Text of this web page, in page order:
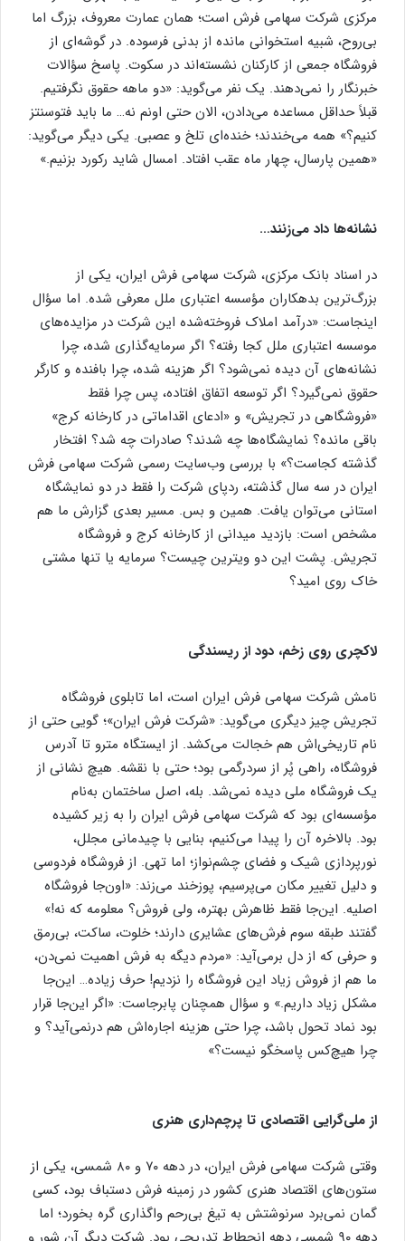
مرکزی شرکت سهامی فرش است؛ همان عمارت معروف، بزرگ اما
بی‌روح، شبیه استخوانی مانده از بدنی فرسوده. در گوشه‌ای از
فروشگاه جمعی از کارکنان نشسته‌اند در سکوت. پاسخ سؤالات
خبرنگار را نمی‌دهند. یک نفر می‌گوید: «دو ماهه حقوق نگرفتیم.
قبلاً حداقل مساعده می‌دادن، الان حتی اونم نه… ما باید فتوسنتز
کنیم؟» همه می‌خندند؛ خنده‌ای تلخ و عصبی. یکی دیگر می‌گوید:
«همین پارسال، چهار ماه عقب افتاد. امسال شاید رکورد بزنیم.»
نشانه‌ها داد می‌زنند…
در اسناد بانک مرکزی، شرکت سهامی فرش ایران، یکی از
بزرگ‌ترین بدهکاران مؤسسه اعتباری ملل معرفی شده. اما سؤال
اینجاست: «درآمد املاک فروخته‌شده این شرکت در مزایده‌های
موسسه اعتباری ملل کجا رفته؟ اگر سرمایه‌گذاری شده، چرا
نشانه‌های آن دیده نمی‌شود؟ اگر هزینه شده، چرا بافنده و کارگر
حقوق نمی‌گیرد؟ اگر توسعه اتفاق افتاده، پس چرا فقط
«فروشگاهی در تجریش» و «ادعای اقداماتی در کارخانه کرج»
باقی مانده؟ نمایشگاه‌ها چه شدند؟ صادرات چه شد؟ افتخار
گذشته کجاست؟» با بررسی وب‌سایت رسمی شرکت سهامی فرش
ایران در سه سال گذشته، ردپای شرکت را فقط در دو نمایشگاه
استانی می‌توان یافت. همین و بس. مسیر بعدی گزارش ما هم
مشخص است: بازدید میدانی از کارخانه کرج و فروشگاه
تجریش. پشت این دو ویترین چیست؟ سرمایه یا تنها مشتی
خاک روی امید؟
لاکچری روی زخم، دود از ریسندگی
نامش شرکت سهامی فرش ایران است، اما تابلوی فروشگاه
تجریش چیز دیگری می‌گوید: «شرکت فرش ایران»؛ گویی حتی از
نام تاریخی‌اش هم خجالت می‌کشد. از ایستگاه مترو تا آدرس
فروشگاه، راهی پُر از سردرگمی بود؛ حتی با نقشه. هیچ نشانی از
یک فروشگاه ملی دیده نمی‌شد. بله، اصل ساختمان به‌نام
مؤسسه‌ای بود که شرکت سهامی فرش ایران را به زیر کشیده
بود. بالاخره آن را پیدا می‌کنیم، بنایی با چیدمانی مجلل،
نورپردازی شیک و فضای چشم‌نواز؛ اما تهی. از فروشگاه فردوسی
و دلیل تغییر مکان می‌پرسیم، پوزخند می‌زند: «اون‌جا فروشگاه
اصلیه. این‌جا فقط ظاهرش بهتره، ولی فروش؟ معلومه که نه!»
گفتند طبقه سوم فرش‌های عشایری دارند؛ خلوت، ساکت، بی‌رمق
و حرفی که از دل برمی‌آید: «مردم دیگه به فرش اهمیت نمی‌دن،
ما هم از فروش زیاد این فروشگاه را نزدیم! حرف زیاده… این‌جا
مشکل زیاد داریم.» و سؤال همچنان پابرجاست: «اگر این‌جا قرار
بود نماد تحول باشد، چرا حتی هزینه اجاره‌اش هم درنمی‌آید؟ و
چرا هیچ‌کس پاسخگو نیست؟»
از ملی‌گرایی اقتصادی تا پرچم‌داری هنری
وقتی شرکت سهامی فرش ایران، در دهه ۷۰ و ۸۰ شمسی، یکی از
ستون‌های اقتصاد هنری کشور در زمینه فرش دستباف بود، کسی
گمان نمی‌برد سرنوشتش به تیغ بی‌رحم واگذاری گره بخورد؛ اما